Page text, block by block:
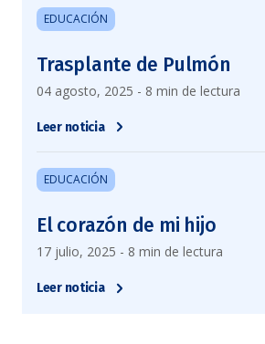
EDUCACIÓN
Trasplante de Pulmón
04 agosto, 2025 - 8 min de lectura
Leer noticia
EDUCACIÓN
El corazón de mi hijo
17 julio, 2025 - 8 min de lectura
Leer noticia